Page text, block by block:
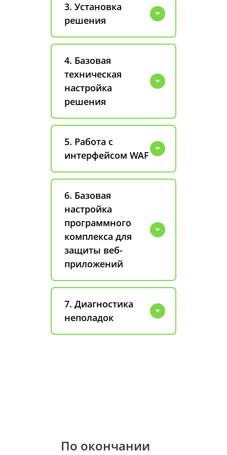
3. Установка
решения
4. Базовая
техническая
настройка
решения
5. Работа с
интерфейсом WAF
6. Базовая
настройка
программного
комплекса для
защиты веб-
приложений
7. Диагностика
неполадок
По окончании